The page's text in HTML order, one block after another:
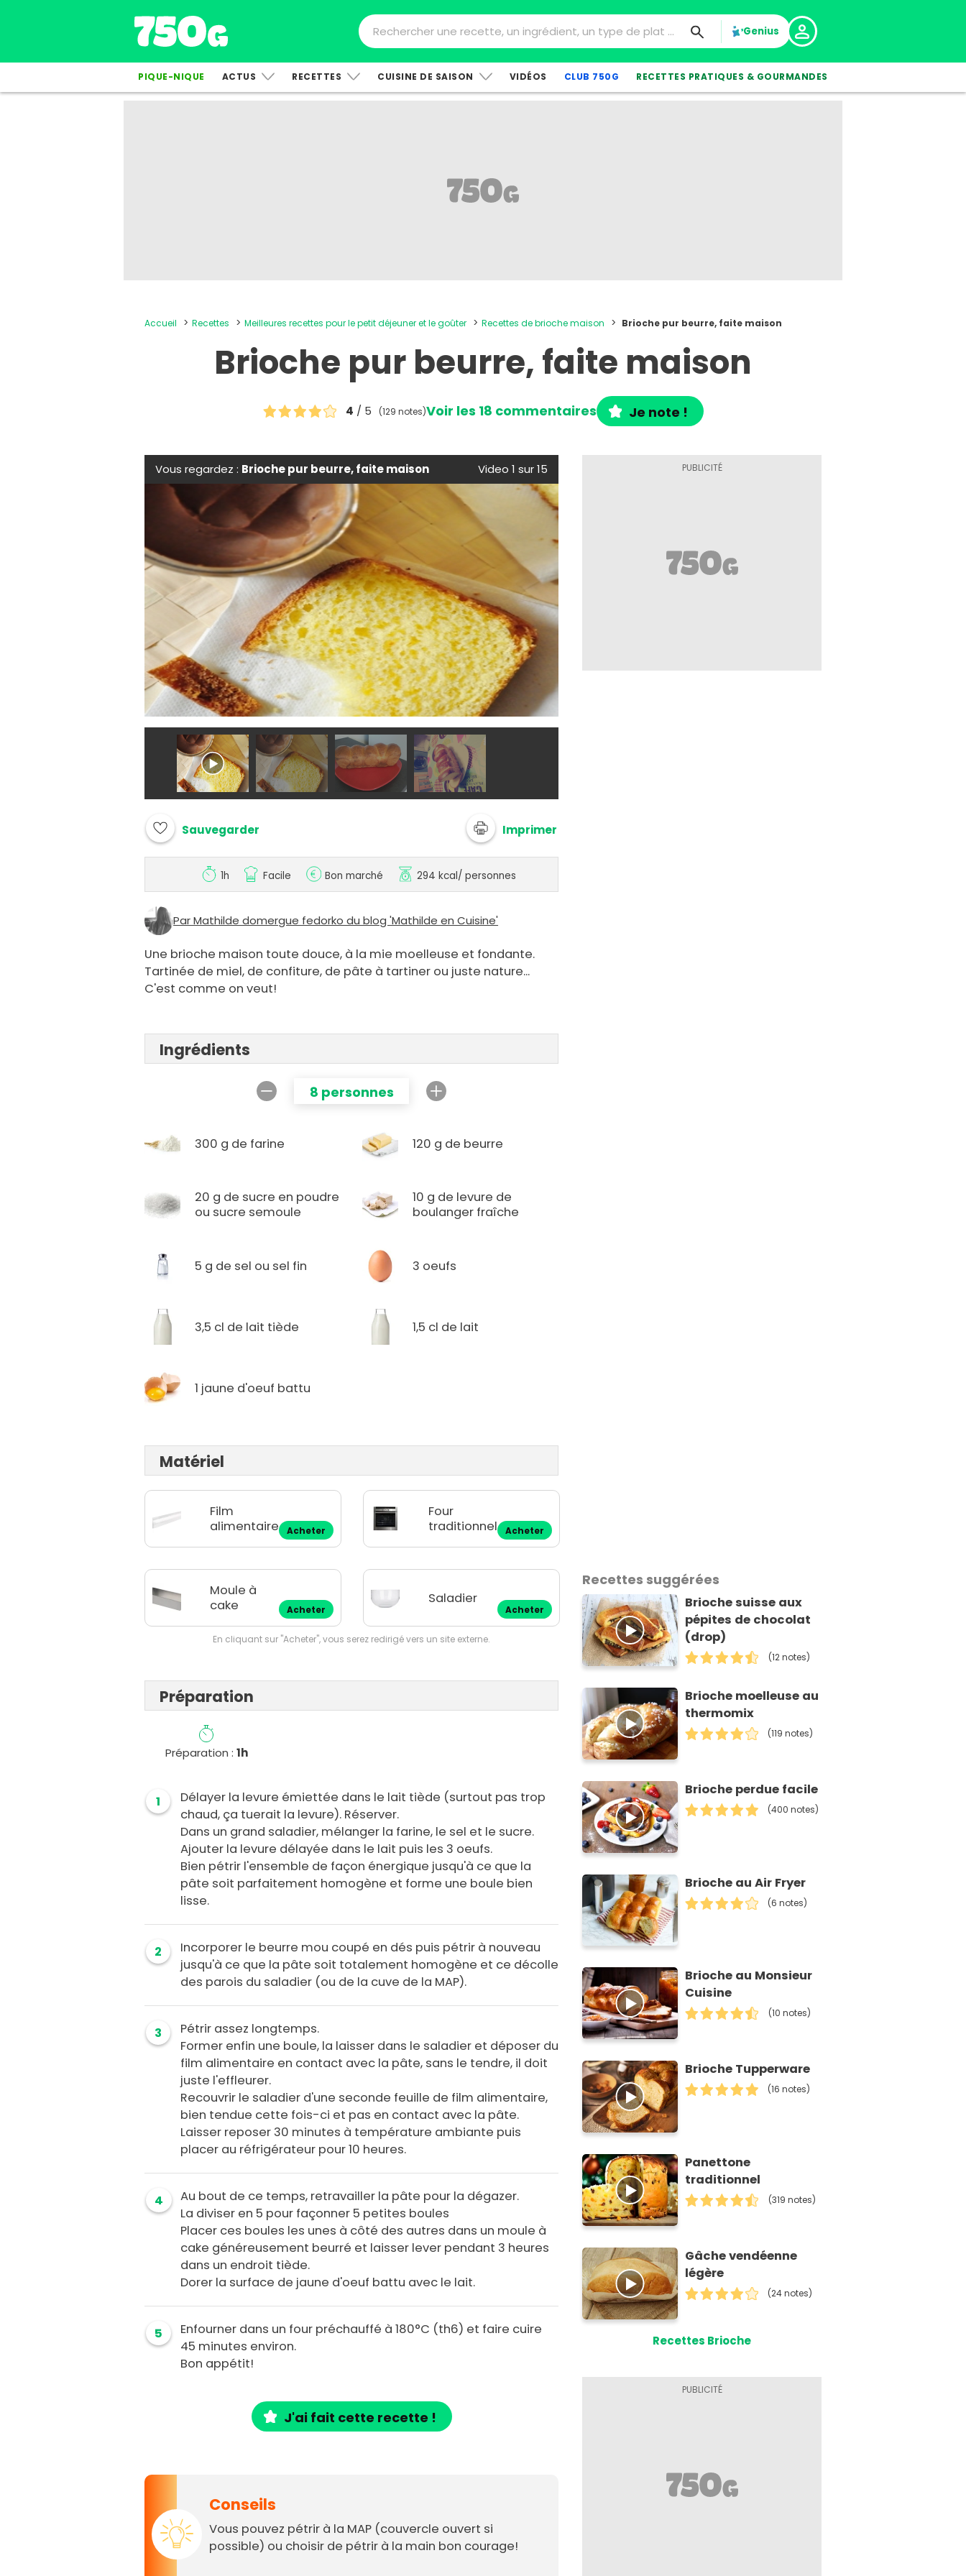
Genius
PIQUE-NIQUE ACTUS RECETTES CUISINE DE SAISON VIDÉOS CLUB 750G RECETTES PRATIQUES & GOURMANDES
Accueil Recettes Meilleures recettes pour le petit déjeuner et le goûter Recettes de brioche maison Brioche pur beurre, faite maison
Brioche pur beurre, faite maison
4 / 5 (129 notes)Voir les 18 commentaires Je note !
Vous regardez : Brioche pur beurre, faite maison Video 1 sur 15
Sauvegarder Imprimer
1h Facile Bon marché 294 kcal/ personnes
Par Mathilde domergue fedorko du blog 'Mathilde en Cuisine'
Une brioche maison toute douce, à la mie moelleuse et fondante.
Tartinée de miel, de confiture, de pâte à tartiner ou juste nature...
C'est comme on veut!
Ingrédients
8 personnes
300 g de farine 120 g de beurre
20 g de sucre en poudre
ou sucre semoule
10 g de levure de
boulanger fraîche
5 g de sel ou sel fin 3 oeufs
3,5 cl de lait tiède 1,5 cl de lait
1 jaune d'oeuf battu
Matériel
Film
alimentaire
Acheter
Four
traditionnel
Acheter
Moule à
cake
Acheter
Saladier
Acheter
En cliquant sur "Acheter", vous serez redirigé vers un site externe.
Préparation
Préparation : 1h
1
Délayer la levure émiettée dans le lait tiède (surtout pas trop
chaud, ça tuerait la levure). Réserver.
Dans un grand saladier, mélanger la farine, le sel et le sucre.
Ajouter la levure délayée dans le lait puis les 3 oeufs.
Bien pétrir l'ensemble de façon énergique jusqu'à ce que la
pâte soit parfaitement homogène et forme une boule bien
lisse.
2
Incorporer le beurre mou coupé en dés puis pétrir à nouveau
jusqu'à ce que la pâte soit totalement homogène et ce décolle
des parois du saladier (ou de la cuve de la MAP).
3
Pétrir assez longtemps.
Former enfin une boule, la laisser dans le saladier et déposer du
film alimentaire en contact avec la pâte, sans le tendre, il doit
juste l'effleurer.
Recouvrir le saladier d'une seconde feuille de film alimentaire,
bien tendue cette fois-ci et pas en contact avec la pâte.
Laisser reposer 30 minutes à température ambiante puis
placer au réfrigérateur pour 10 heures.
4
Au bout de ce temps, retravailler la pâte pour la dégazer.
La diviser en 5 pour façonner 5 petites boules
Placer ces boules les unes à côté des autres dans un moule à
cake généreusement beurré et laisser lever pendant 3 heures
dans un endroit tiède.
Dorer la surface de jaune d'oeuf battu avec le lait.
5
Enfourner dans un four préchauffé à 180°C (th6) et faire cuire
45 minutes environ.
Bon appétit!
J'ai fait cette recette !
Conseils
Vous pouvez pétrir à la MAP (couvercle ouvert si
possible) ou choisir de pétrir à la main bon courage!
Recettes suggérées
Brioche suisse aux
pépites de chocolat
(drop)
(12 notes)
Brioche moelleuse au
thermomix
(119 notes)
Brioche perdue facile
(400 notes)
Brioche au Air Fryer
(6 notes)
Brioche au Monsieur
Cuisine
(10 notes)
Brioche Tupperware
(16 notes)
Panettone
traditionnel
(319 notes)
Gâche vendéenne
légère
(24 notes)
Recettes Brioche